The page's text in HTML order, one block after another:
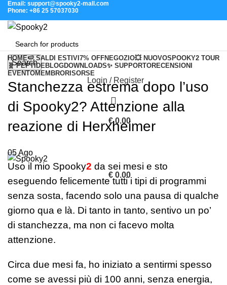
Email: support@spooky2-mall.com
Phone: +86 25 57037030
Search
Login / Register
€0.00
€0.00
HOME🍉 SALDI ESTIVI 7% OFFNEGOZIO💥 NUOVOSPOOKY2 TOUR
🧬 PEPTIDEBLOGDOWNLOADS✨ SUPPORTORECENSIONI
EVENTOMEMBRORISORSE
Stanchezza estrema dopo l’uso
di Spooky2? Attenzione alla
reazione di Herxheimer
05Ago
Uso il mio Spooky2 da sei mesi e sto
eseguendo felicemente tutti i tipi di programmi
senza sosta, facendo solo una pausa di qualche
giorno qua e là. Di tanto in tanto, sentivo un po’
di stanchezza, ma non ci facevo molta
attenzione.
Circa due mesi fa, ho iniziato a sentirmi spesso
come se avessi più di 100 anni, senza energia,